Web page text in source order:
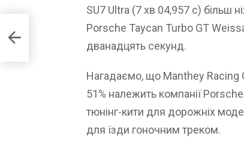
SU7 Ultra (7 хв 04,957 с) більш
Porsche Taycan Turbo GT
дванадцять секунд.
Нагадаємо, що Manthey Racing
51% належить компанії
тюнінг-кити для дорожніх
для їзди гоночним треком.